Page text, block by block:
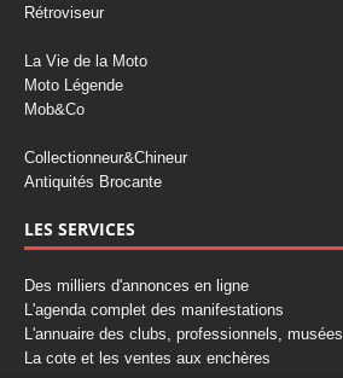
Rétroviseur
La Vie de la Moto
Moto Légende
Mob&Co
Collectionneur&Chineur
Antiquités Brocante
LES SERVICES
Des milliers d'annonces en ligne
L'agenda complet des manifestations
L'annuaire des clubs, professionnels, musées
La cote et les ventes aux enchères